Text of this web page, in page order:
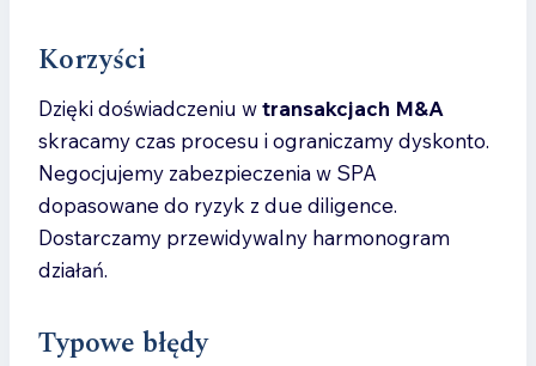
Korzyści
Dzięki doświadczeniu wtransakcjach M&A
skracamy czas procesu i ograniczamy dyskonto.
Negocjujemy zabezpieczenia w SPA
dopasowane do ryzyk z due diligence.
Dostarczamy przewidywalny harmonogram
działań.
Typowe błędy